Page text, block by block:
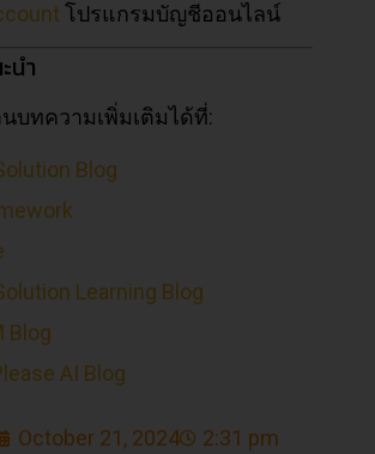
โปรแกรมบัญชีออนไลน์
นำ
บทความเพิ่มเติมได้ที่:
Blog
Learning Blog
Blog
AI Blog
October 21, 2024 2:31 pm